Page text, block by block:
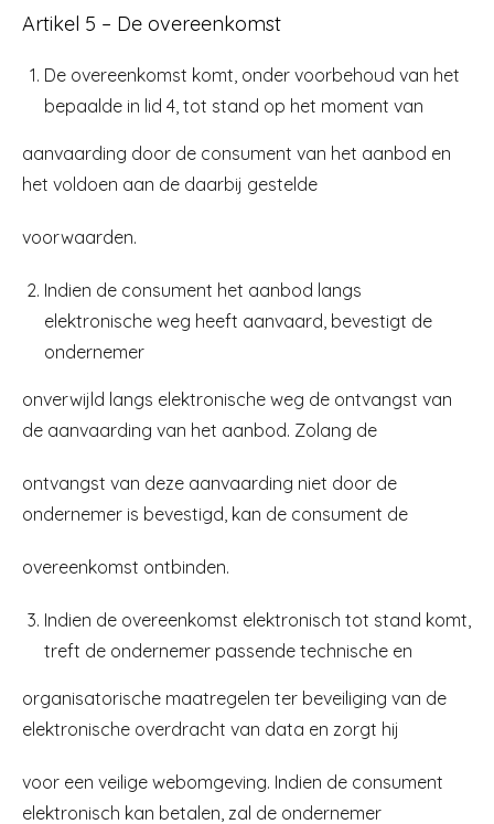
Artikel 5 – De overeenkomst
De overeenkomst komt, onder voorbehoud van het
bepaalde in lid 4, tot stand op het moment van
aanvaarding door de consument van het aanbod en
het voldoen aan de daarbij gestelde
voorwaarden.
Indien de consument het aanbod langs
elektronische weg heeft aanvaard, bevestigt de
ondernemer
onverwijld langs elektronische weg de ontvangst van
de aanvaarding van het aanbod. Zolang de
ontvangst van deze aanvaarding niet door de
ondernemer is bevestigd, kan de consument de
overeenkomst ontbinden.
Indien de overeenkomst elektronisch tot stand komt,
treft de ondernemer passende technische en
organisatorische maatregelen ter beveiliging van de
elektronische overdracht van data en zorgt hij
voor een veilige webomgeving. Indien de consument
elektronisch kan betalen, zal de ondernemer